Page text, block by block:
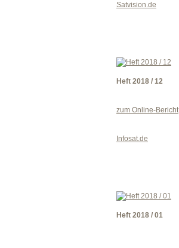
Satvision.de
Heft 2018 / 12
zum Online-Bericht
Infosat.de
Heft 2018 / 01